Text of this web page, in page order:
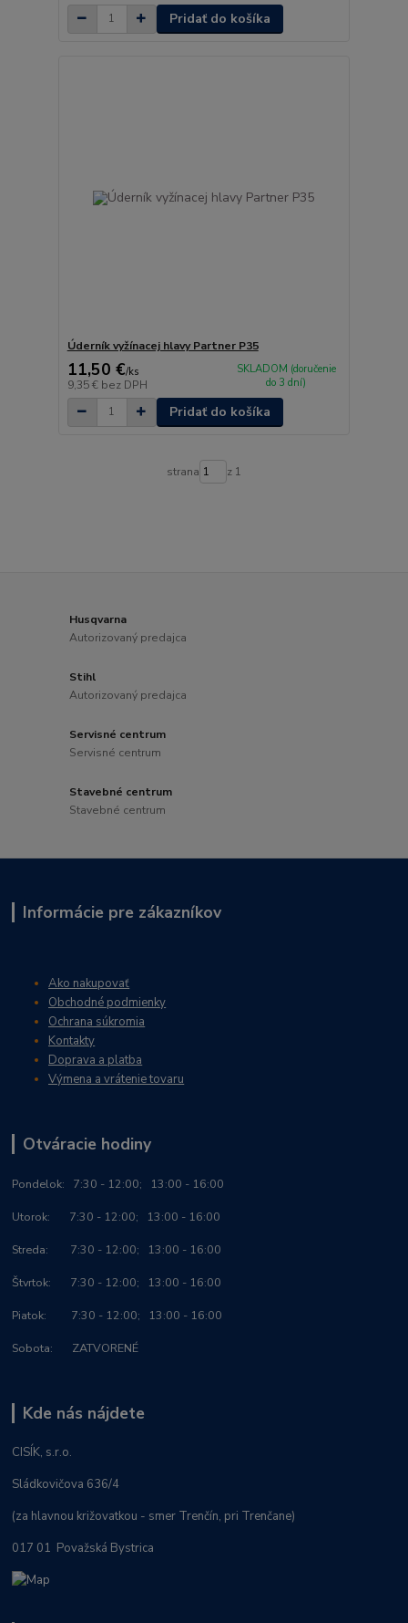
Pridať do košíka
Úderník vyžínacej hlavy Partner P35
11,50 €/ks
9,35 € bez DPH
SKLADOM (doručenie
do 3 dní)
Pridať do košíka
strana z 1
Husqvarna
Autorizovaný predajca
Stihl
Autorizovaný predajca
Servisné centrum
Servisné centrum
Stavebné centrum
Stavebné centrum
Informácie pre zákazníkov
Ako nakupovať
Obchodné podmienky
Ochrana súkromia
Kontakty
Doprava a platba
Výmena a vrátenie tovaru
Otváracie hodiny
Pondelok: 7:30 - 12:00; 13:00 - 16:00
Utorok: 7:30 - 12:00; 13:00 - 16:00
Streda: 7:30 - 12:00; 13:00 - 16:00
Štvrtok: 7:30 - 12:00; 13:00 - 16:00
Piatok: 7:30 - 12:00; 13:00 - 16:00
Sobota: ZATVORENÉ
Kde nás nájdete
CISÍK, s.r.o.
Sládkovičova 636/4
(za hlavnou križovatkou - smer Trenčín, pri Trenčane)
017 01 Považská Bystrica